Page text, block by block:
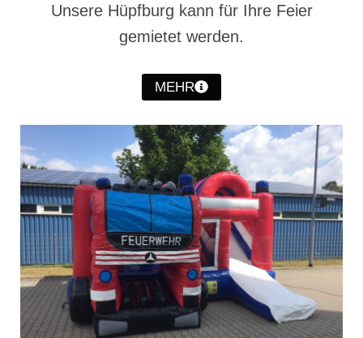
Tagesfahrt 2017
Fahrzeuge & Technik
Einsatzleitwagen ELW 1
Hilfeleistungslöschgruppenfahrzeug HLF
20
Drehleiter DLK 23/12
Staffellöschfahrzeug StLF 20/25
Tanklöschfahrzeug TLF 4000
Rüstwagen RW 1
Unsere Hüpfburg kann für Ihre Feier
gemietet werden.
MEHR